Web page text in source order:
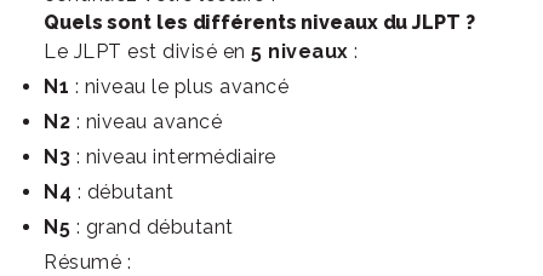
Quels sont les différents niveaux du JLPT ?
Le JLPT est divisé en 5 niveaux :
N1 : niveau le plus avancé
N2 : niveau avancé
N3 : niveau intermédiaire
N4 : débutant
N5 : grand débutant
Résumé :